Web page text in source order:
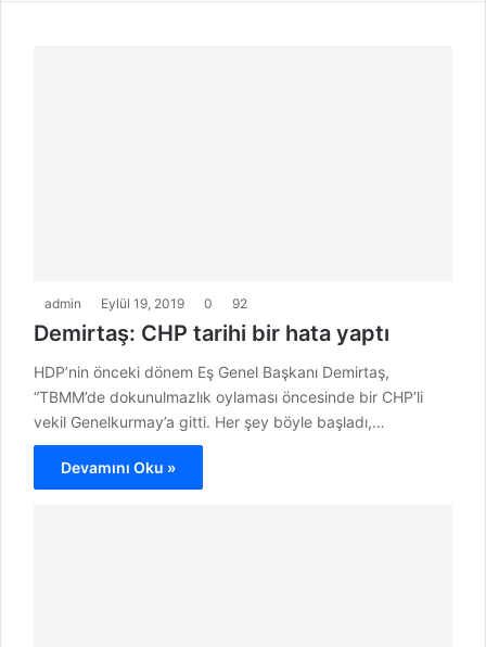
admin Eylül 19, 2019 0 92
Demirtaş: CHP tarihi bir hata yaptı
HDP’nin önceki dönem Eş Genel Başkanı Demirtaş,
“TBMM’de dokunulmazlık oylaması öncesinde bir CHP’li
vekil Genelkurmay’a gitti. Her şey böyle başladı,…
Devamını Oku »